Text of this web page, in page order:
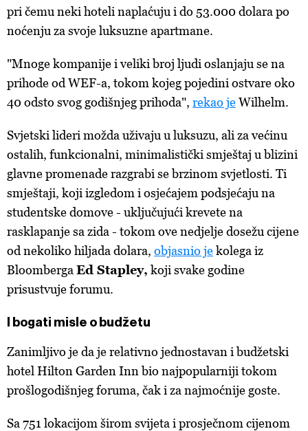
pri čemu neki hoteli naplaćuju i do 53.000 dolara po
noćenju za svoje luksuzne apartmane.
"Mnoge kompanije i veliki broj ljudi oslanjaju se na
prihode od WEF-a, tokom kojeg pojedini ostvare oko
40 odsto svog godišnjeg prihoda", rekao jeWilhelm.
Svjetski lideri možda uživaju u luksuzu, ali za većinu
ostalih, funkcionalni, minimalistički smještaj u blizini
glavne promenade razgrabi se brzinom svjetlosti. Ti
smještaji, koji izgledom i osjećajem podsjećaju na
studentske domove - uključujući krevete na
rasklapanje sa zida - tokom ove nedjelje dosežu cijene
od nekoliko hiljada dolara, objasnio jekolega iz
Bloomberga Ed Stapley, koji svake godine
prisustvuje forumu.
I bogati misle o budžetu
Zanimljivo je da je relativno jednostavan i budžetski
hotel Hilton Garden Inn bio najpopularniji tokom
prošlogodišnjeg foruma, čak i za najmoćnije goste.
Sa 751 lokacijom širom svijeta i prosječnom cijenom